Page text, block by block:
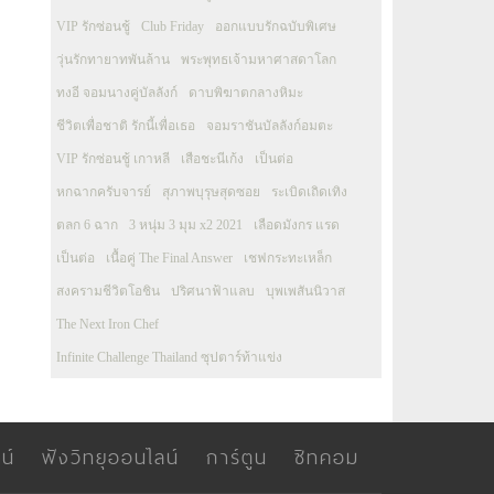
VIP รักซ่อนชู้ Club Friday ออกแบบรักฉบับพิเศษ
วุ่นรักทายาทพันล้าน พระพุทธเจ้ามหาศาสดาโลก
ทงอี จอมนางคู่บัลลังก์ ดาบพิฆาตกลางหิมะ
ชีวิตเพื่อชาติ รักนี้เพื่อเธอ จอมราชันบัลลังก์อมตะ
VIP รักซ่อนชู้ เกาหลี เสือชะนีเก้ง เป็นต่อ
หกฉากครับจารย์ สุภาพบุรุษสุดซอย ระเบิดเถิดเทิง
ตลก 6 ฉาก 3 หนุ่ม 3 มุม x2 2021 เลือดมังกร แรด
เป็นต่อ เนื้อคู่ The Final Answer เชฟกระทะเหล็ก
สงครามชีวิตโอชิน ปริศนาฟ้าแลบ บุพเพสันนิวาส
The Next Iron Chef
Infinite Challenge Thailand ซุปตาร์ท้าแข่ง
ฟังวิทยุออนไลน์ การ์ตูน ซิทคอม